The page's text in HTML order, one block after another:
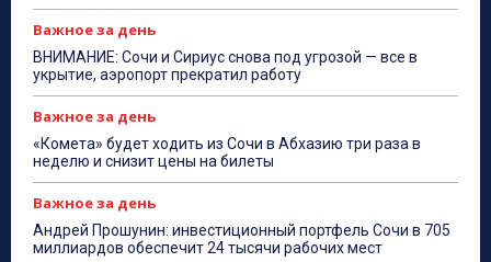
Важное за день
ВНИМАНИЕ: Сочи и Сириус снова под угрозой — все в
укрытие, аэропорт прекратил работу
Важное за день
«Комета» будет ходить из Сочи в Абхазию три раза в
неделю и снизит цены на билеты
Важное за день
Андрей Прошунин: инвестиционный портфель Сочи в 705
миллиардов обеспечит 24 тысячи рабочих мест